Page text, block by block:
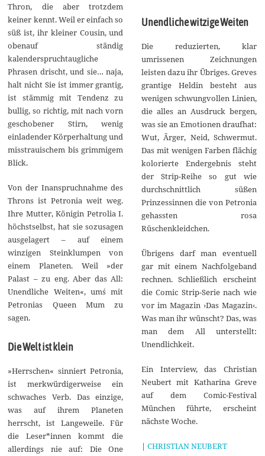
Thron, die aber trotzdem
keiner kennt. Weil er einfach so
süß ist, ihr kleiner Cousin, und
obenauf ständig
kalenderspruchtaugliche
Phrasen drischt, und sie… naja,
halt nicht Sie ist immer grantig,
ist stämmig mit Tendenz zu
bullig, so richtig, mit nach vorn
geschobener Stirn, wenig
einladender Körperhaltung und
misstrauischem bis grimmigem
Blick.
Von der Inanspruchnahme des
Throns ist Petronia weit weg.
Ihre Mutter, Königin Petrolia I.
höchstselbst, hat sie sozusagen
ausgelagert – auf einem
winzigen Steinklumpen von
einem Planeten. Weil »der
Palast – zu eng. Aber das All:
Unendliche Weiten«, um´s mit
Petronias Queen Mum zu
sagen.
Die Welt ist klein
»Herrschen« sinniert Petronia,
ist merkwürdigerweise ein
schwaches Verb. Das einzige,
was auf ihrem Planeten
herrscht, ist Langeweile. Für
die Leser*innen kommt die
allerdings nie auf: Die One
Unendliche witzige Weiten
Die reduzierten, klar
umrissenen Zeichnungen
leisten dazu ihr Übriges. Greves
grantige Heldin besteht aus
wenigen schwungvollen Linien,
die alles an Ausdruck bergen,
was sie an Emotionen draufhat:
Wut, Ärger, Neid, Schwermut.
Das mit wenigen Farben flächig
kolorierte Endergebnis steht
der Strip-Reihe so gut wie
durchschnittlich süßen
Prinzessinnen die von Petronia
gehassten rosa
Rüschenkleidchen.
Übrigens darf man eventuell
gar mit einem Nachfolgeband
rechnen. Schließlich erscheint
die Comic Strip-Serie nach wie
vor im Magazin ›Das Magazin‹.
Was man ihr wünscht? Das, was
man dem All unterstellt:
Unendlichkeit.
Ein Interview, das Christian
Neubert mit Katharina Greve
auf dem Comic-Festival
München führte, erscheint
nächste Woche.
| CHRISTIAN NEUBERT